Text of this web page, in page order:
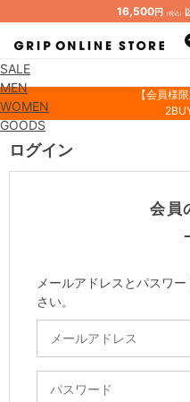
16,500円 （税込）
SALE
MEN
WOMEN
GOODS
【会員様
ログイン
会員
メールアドレスとパスワ
さい。